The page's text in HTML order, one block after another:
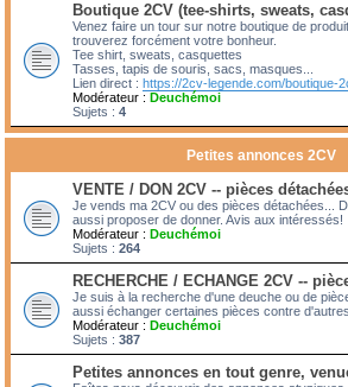
Boutique 2CV (tee-shirts, sweats,
Venez faire un tour sur notre boutique de
trouverez forcément votre bonheur.
Tee shirt, sweats, casquettes
Tasses, tapis de souris, sacs, masques...
Lien direct : https://2cv-legende.com/boutique-
Modérateur : Deuchémoi
Sujets : 4
Petites annonces 2CV
VENTE / DON 2CV -- pièces
Je vends ma 2CV ou des pièces détachées...
aussi proposer de donner. Avis aux intéressés!
Modérateur : Deuchémoi
Sujets : 264
RECHERCHE / ECHANGE 2CV --
Je suis à la recherche d'une deuche ou de
aussi échanger certaines pièces contre d'autres.
Modérateur : Deuchémoi
Sujets : 387
Petites annonces en tout genre,